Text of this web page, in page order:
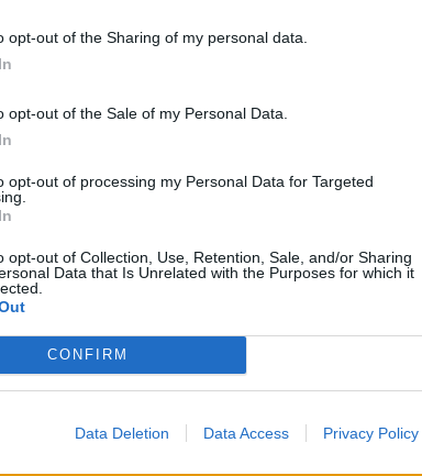
opt-out of the Sharing of my personal data.
opt-out of the Sale of my Personal Data.
opt-out of processing my Personal Data for Targeted
opt-out of Collection, Use, Retention, Sale, and/or Sharing
Data that Is Unrelated with the Purposes for which it
CONFIRM
Data Deletion Data Access Privacy Policy
di campionato.
pagelle. Come sempre, grande attenzione
abbonati
abbonarsi a Fantacalcio TV su Twitch è
sempre. Live alle 15:00.
Dario Ronzullie Rosario Marineo.
PERO': DIAMO PRIORITA' AI